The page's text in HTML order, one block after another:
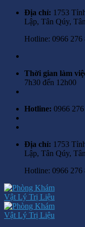
Skip
Địa chỉ: 1753
Lập, Tân Qúy,
Hotline: 0966 276
Thời gian làm
7h30 đến 12h00
Hotline: 0966
Địa chỉ: 1753
Lập, Tân Qúy,
Hotline: 0966 276